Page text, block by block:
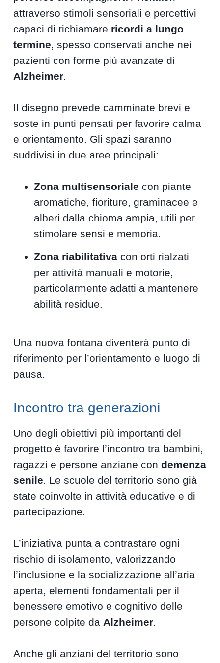
attraverso stimoli sensoriali e percettivi
capaci di richiamare ricordi a lungo
termine, spesso conservati anche nei
pazienti con forme più avanzate di
Alzheimer.
Il disegno prevede camminate brevi e
soste in punti pensati per favorire calma
e orientamento. Gli spazi saranno
suddivisi in due aree principali:
Zona multisensoriale con piante
aromatiche, fioriture, graminacee e
alberi dalla chioma ampia, utili per
stimolare sensi e memoria.
Zona riabilitativa con orti rialzati
per attività manuali e motorie,
particolarmente adatti a mantenere
abilità residue.
Una nuova fontana diventerà punto di
riferimento per l’orientamento e luogo di
pausa.
Incontro tra generazioni
Uno degli obiettivi più importanti del
progetto è favorire l’incontro tra bambini,
ragazzi e persone anziane condemenza
senile. Le scuole del territorio sono già
state coinvolte in attività educative e di
partecipazione.
L’iniziativa punta a contrastare ogni
rischio di isolamento, valorizzando
l’inclusione e la socializzazione all’aria
aperta, elementi fondamentali per il
benessere emotivo e cognitivo delle
persone colpite da Alzheimer.
Anche gli anziani del territorio sono